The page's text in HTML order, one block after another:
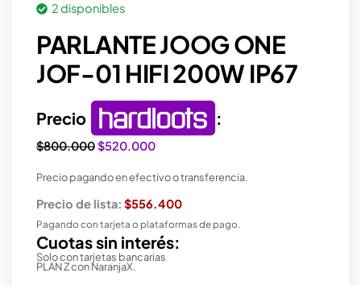
2 disponibles
PARLANTE JOOG ONE
JOF-01 HIFI 200W IP67
Precio :
$800.000El
original
era:
$800.000.
$520.000El
actual
es:
$520.000.
Precio pagando en efectivo o transferencia.
Precio de lista: $556.400
Pagando con tarjeta o plataformas de pago.
Cuotas sin interés:
Solo con tarjetas bancarias
PLAN Z con NaranjaX.